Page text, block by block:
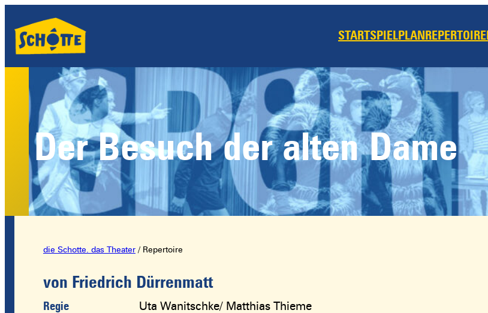
START SPIELPLAN REPERTOIRE
Der Besuch der alten Dame
die Schotte. das Theater / Repertoire
von Friedrich Dürrenmatt
Regie
Uta Wanitschke/ Matthias Thieme